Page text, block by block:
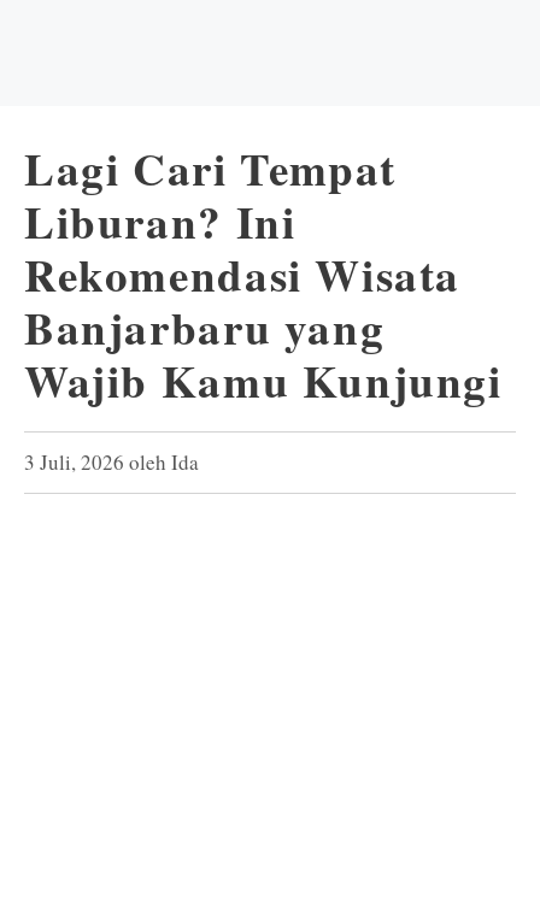
Lagi Cari Tempat
Liburan? Ini
Rekomendasi Wisata
Banjarbaru yang
Wajib Kamu Kunjungi
3 Juli, 2026 oleh Ida